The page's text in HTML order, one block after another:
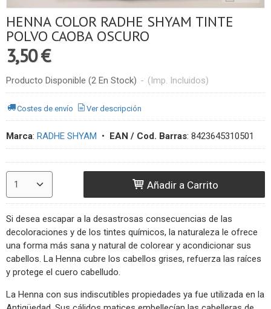
HENNA COLOR RADHE SHYAM TINTE
POLVO CAOBA OSCURO
3,50 €
Producto Disponible (2 En Stock) - (Imp. Incluidos)
Costes de envío Ver descripción
Marca: RADHE SHYAM • EAN / Cod. Barras: 8423645310501
Añadir a Carrito
Si desea escapar a la desastrosas consecuencias de las
decoloraciones y de los tintes químicos, la naturaleza le ofrece
una forma más sana y natural de colorear y acondicionar sus
cabellos. La Henna cubre los cabellos grises, refuerza las raíces
y protege el cuero cabelludo.
La Henna con sus indiscutibles propiedades ya fue utilizada en la